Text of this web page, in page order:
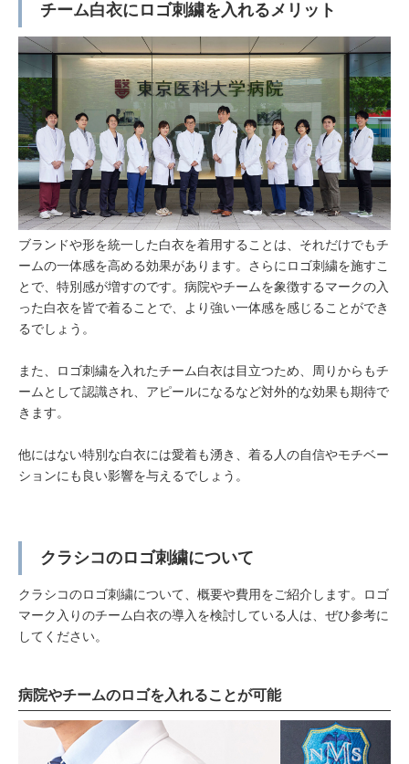
チーム白衣にロゴ刺繍を入れるメリット
ブランドや形を統一した白衣を着用することは、それだけでもチ
ームの一体感を高める効果があります。さらにロゴ刺繍を施すこ
とで、特別感が増すのです。病院やチームを象徴するマークの入
った白衣を皆で着ることで、より強い一体感を感じることができ
るでしょう。
また、ロゴ刺繍を入れたチーム白衣は目立つため、周りからもチ
ームとして認識され、アピールになるなど対外的な効果も期待で
きます。
他にはない特別な白衣には愛着も湧き、着る人の自信やモチベー
ションにも良い影響を与えるでしょう。
クラシコのロゴ刺繍について
クラシコのロゴ刺繍について、概要や費用をご紹介します。ロゴ
マーク入りのチーム白衣の導入を検討している人は、ぜひ参考に
してください。
病院やチームのロゴを入れることが可能